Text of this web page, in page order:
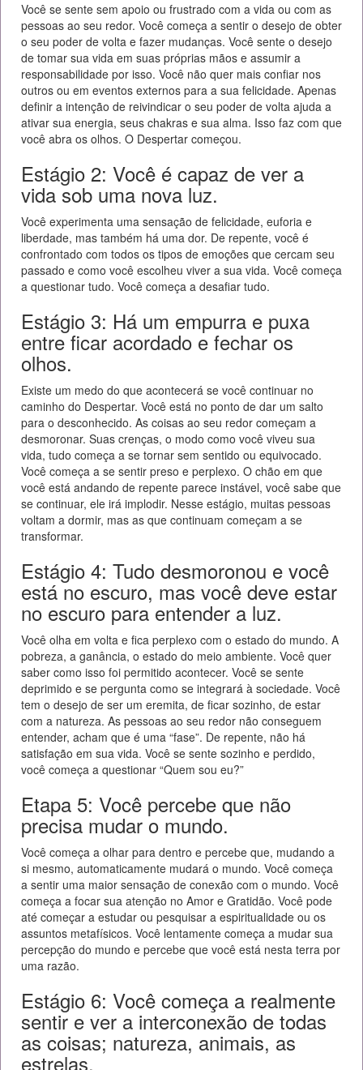
Você se sente sem apoio ou frustrado com a vida ou com as
pessoas ao seu redor. Você começa a sentir o desejo de obter
o seu poder de volta e fazer mudanças. Você sente o desejo
de tomar sua vida em suas próprias mãos e assumir a
responsabilidade por isso. Você não quer mais confiar nos
outros ou em eventos externos para a sua felicidade. Apenas
definir a intenção de reivindicar o seu poder de volta ajuda a
ativar sua energia, seus chakras e sua alma. Isso faz com que
você abra os olhos. O Despertar começou.
Estágio 2: Você é capaz de ver a
vida sob uma nova luz.
Você experimenta uma sensação de felicidade, euforia e
liberdade, mas também há uma dor. De repente, você é
confrontado com todos os tipos de emoções que cercam seu
passado e como você escolheu viver a sua vida. Você começa
a questionar tudo. Você começa a desafiar tudo.
Estágio 3: Há um empurra e puxa
entre ficar acordado e fechar os
olhos.
Existe um medo do que acontecerá se você continuar no
caminho do Despertar. Você está no ponto de dar um salto
para o desconhecido. As coisas ao seu redor começam a
desmoronar. Suas crenças, o modo como você viveu sua
vida, tudo começa a se tornar sem sentido ou equivocado.
Você começa a se sentir preso e perplexo. O chão em que
você está andando de repente parece instável, você sabe que
se continuar, ele irá implodir. Nesse estágio, muitas pessoas
voltam a dormir, mas as que continuam começam a se
transformar.
Estágio 4: Tudo desmoronou e você
está no escuro, mas você deve estar
no escuro para entender a luz.
Você olha em volta e fica perplexo com o estado do mundo. A
pobreza, a ganância, o estado do meio ambiente. Você quer
saber como isso foi permitido acontecer. Você se sente
deprimido e se pergunta como se integrará à sociedade. Você
tem o desejo de ser um eremita, de ficar sozinho, de estar
com a natureza. As pessoas ao seu redor não conseguem
entender, acham que é uma “fase”. De repente, não há
satisfação em sua vida. Você se sente sozinho e perdido,
você começa a questionar “Quem sou eu?”
Etapa 5: Você percebe que não
precisa mudar o mundo.
Você começa a olhar para dentro e percebe que, mudando a
si mesmo, automaticamente mudará o mundo. Você começa
a sentir uma maior sensação de conexão com o mundo. Você
começa a focar sua atenção no Amor e Gratidão. Você pode
até começar a estudar ou pesquisar a espiritualidade ou os
assuntos metafísicos. Você lentamente começa a mudar sua
percepção do mundo e percebe que você está nesta terra por
uma razão.
Estágio 6: Você começa a realmente
sentir e ver a interconexão de todas
as coisas; natureza, animais, as
estrelas.